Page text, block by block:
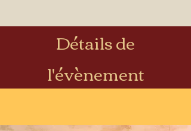
Détails de
l'évènement